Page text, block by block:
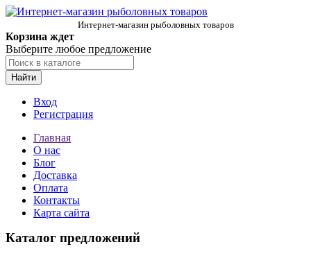
Интернет-магазин рыболовных товаров
Корзина ждет
Выберите любое предложение
Найти
Вход
Регистрация
Главная
О нас
Блог
Доставка
Оплата
Контакты
Карта сайта
Каталог предложений